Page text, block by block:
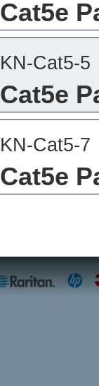
Cat5e
KN-Cat5-5
Cat5e
KN-Cat5-7
Cat5e